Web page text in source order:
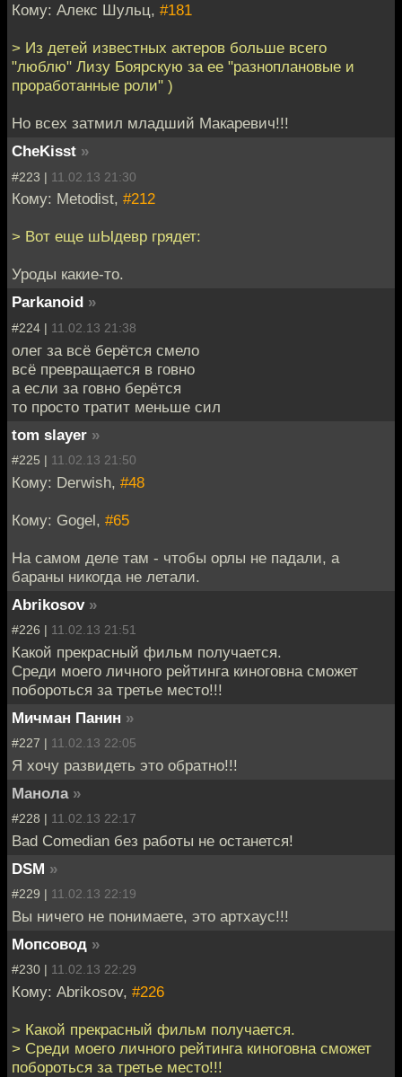
Кому: Алекс Шульц, #181
> Из детей известных актеров больше всего
"люблю" Лизу Боярскую за ее "разноплановые и
проработанные роли" )
Но всех затмил младший Макаревич!!!
CheKisst »
#223 | 11.02.13 21:30
Кому: Metodist, #212
> Вот еще шЫдевр грядет:
Уроды какие-то.
Parkanoid »
#224 | 11.02.13 21:38
олег за всё берётся смело
всё превращается в говно
а если за говно берётся
то просто тратит меньше сил
tom slayer »
#225 | 11.02.13 21:50
Кому: Derwish, #48
Кому: Gogel, #65
На самом деле там - чтобы орлы не падали, а
бараны никогда не летали.
Abrikosov »
#226 | 11.02.13 21:51
Какой прекрасный фильм получается.
Среди моего личного рейтинга киноговна сможет
побороться за третье место!!!
Мичман Панин »
#227 | 11.02.13 22:05
Я хочу развидеть это обратно!!!
Манола »
#228 | 11.02.13 22:17
Bad Comedian без работы не останется!
DSM »
#229 | 11.02.13 22:19
Вы ничего не понимаете, это артхаус!!!
Мопсовод »
#230 | 11.02.13 22:29
Кому: Abrikosov, #226
> Какой прекрасный фильм получается.
> Среди моего личного рейтинга киноговна сможет
побороться за третье место!!!